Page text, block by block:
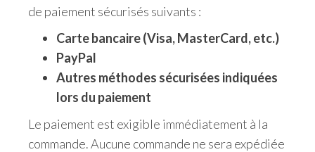
de paiement sécurisés suivants :
Carte bancaire (Visa, MasterCard, etc.)
PayPal
Autres méthodes sécurisées indiquées
lors du paiement
Le paiement est exigible immédiatement à la
commande. Aucune commande ne sera expédiée